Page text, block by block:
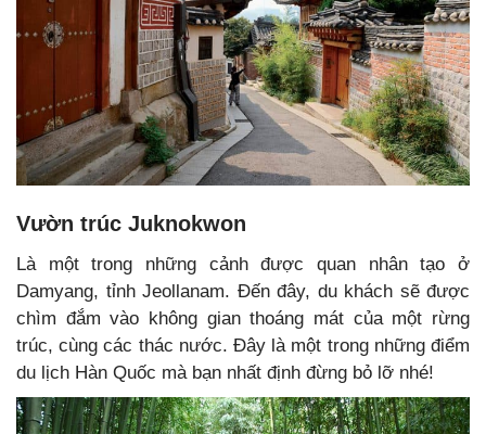
Vườn trúc Juknokwon
Là một trong những cảnh được quan nhân tạo ở
Damyang, tỉnh Jeollanam. Đến đây, du khách sẽ được
chìm đắm vào không gian thoáng mát của một rừng
trúc, cùng các thác nước. Đây là một trong những điểm
du lịch Hàn Quốc mà bạn nhất định đừng bỏ lỡ nhé!